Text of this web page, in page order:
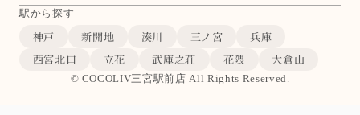
駅から探す
神戸 新開地 湊川 三ノ宮
兵庫
西宮北口
立花 武庫之荘 花隈 大倉山
© COCOLIV三宮駅前店 All Rights Reserved.